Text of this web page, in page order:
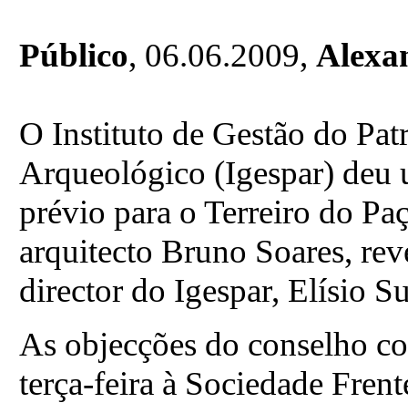
Público, 06.06.2009,
O Instituto de Gestão do
Arqueológico (Igespar) deu
prévio para o Terreiro do
arquitecto Bruno Soares,
director do Igespar, Elísio
As objecções do conselho
terça-feira à Sociedade